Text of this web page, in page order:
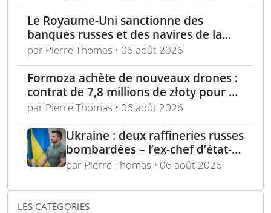
Le Royaume-Uni sanctionne des
banques russes et des navires de la
flotte fantôme liée à Moscou
par Pierre Thomas • 06 août 2026
Formoza achète de nouveaux drones :
contrat de 7,8 millions de złoty pour un
consortium polonais
par Pierre Thomas • 06 août 2026
Ukraine : deux raffineries russes
bombardées – l’ex-chef d’état-
major ukrainien juge l’OTAN
dépassée
par Pierre Thomas • 06 août 2026
LES CATÉGORIES